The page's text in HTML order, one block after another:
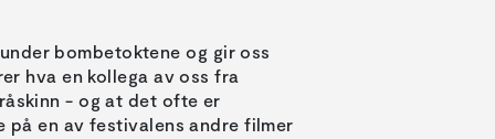
bombetoktene og gir oss
hva en kollega av oss fra
- og at det ofte er
på en av festivalens andre filmer